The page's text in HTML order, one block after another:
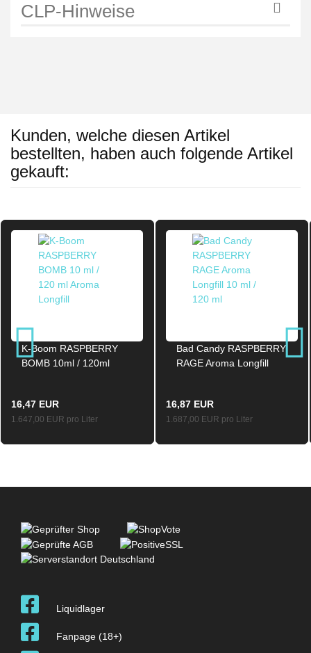
CLP-Hinweise
Kunden, welche diesen Artikel
bestellten, haben auch folgende Artikel
gekauft:
K-Boom RASPBERRY
BOMB 10ml / 120ml
16,47 EUR
1.647,00 EUR pro Liter
Bad Candy RASPBERRY
RAGE Aroma Longfill
16,87 EUR
1.687,00 EUR pro Liter
Liquidlager
Fanpage (18+)